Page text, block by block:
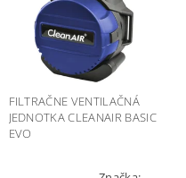
FILTRAČNE VENTILAČNÁ
JEDNOTKA CLEANAIR BASIC
EVO